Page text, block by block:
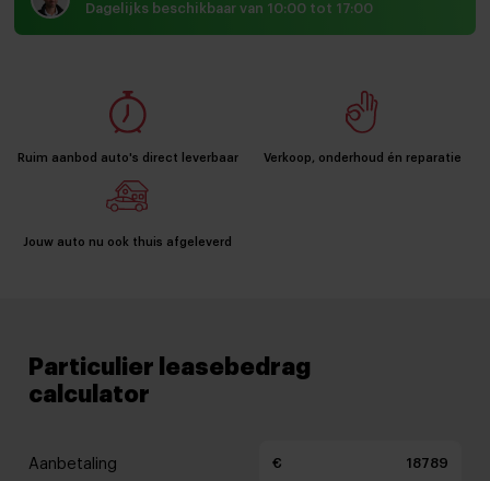
Dagelijks beschikbaar van 10:00 tot 17:00
Ruim aanbod auto's direct leverbaar Verkoop, onderhoud én reparatie
Jouw auto nu ook thuis afgeleverd
Particulier leasebedrag
calculator
Aanbetaling €